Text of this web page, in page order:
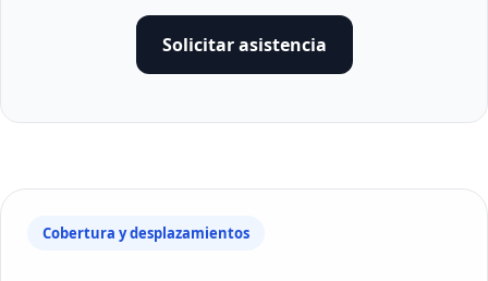
Solicitar asistencia
Cobertura y desplazamientos